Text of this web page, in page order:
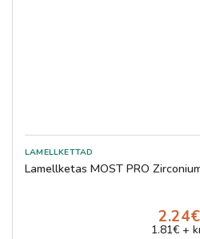
Lamellketas MOST PRO
2.24€
1.81€ +